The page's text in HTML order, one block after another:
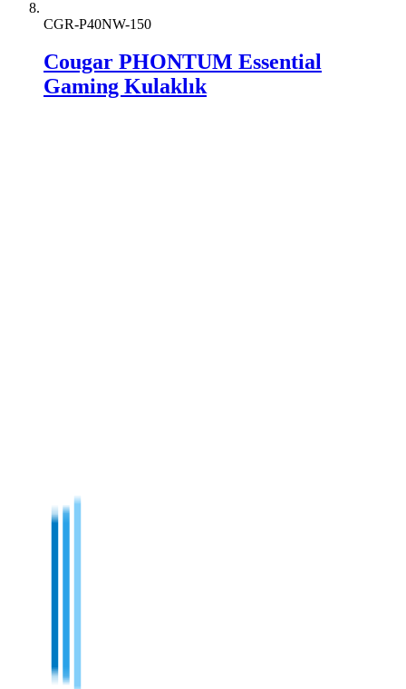
CGR-P40NW-150
Cougar PHONTUM Essential
Gaming Kulaklık